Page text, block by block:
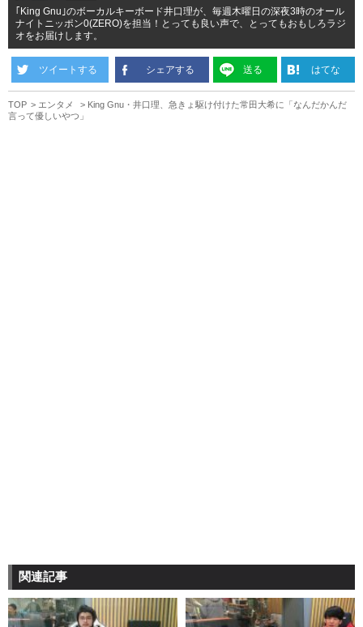
｢King Gnu｣のボーカルキーボード井口理が、毎週木曜日の深夜3時のオール
ナイトニッポン0(ZERO)を担当！とっても良い声で、とってもおもしろラジ
オをお届けします。
ツイートする シェアする 送る はてな
TOP エンタメ
King Gnu・井口理、急きょ駆け付けた常田大希に「なんだかんだ
言って優しいやつ」
関連記事